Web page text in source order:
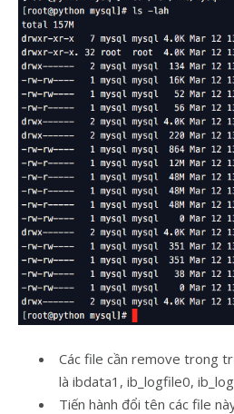
Các file cần remove trong
là ibdata1, ib_logfile0,
Tiến hành đổi tên các file